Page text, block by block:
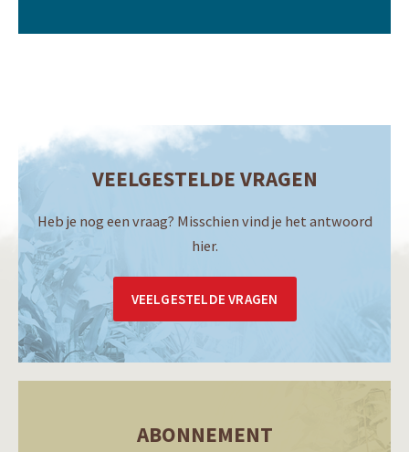
VEELGESTELDE VRAGEN
Heb je nog een vraag? Misschien vind je het antwoord
hier.
VEELGESTELDE VRAGEN
ABONNEMENT